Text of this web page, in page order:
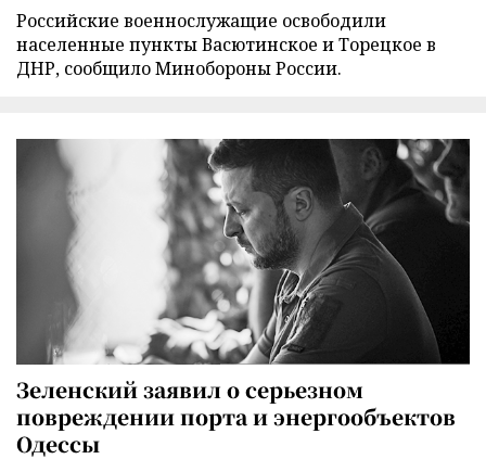
Российские военнослужащие освободили
населенные пункты Васютинское и Торецкое в
ДНР, сообщило Минобороны России.
Зеленский заявил о серьезном
повреждении порта и энергообъектов
Одессы